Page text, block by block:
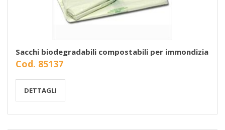
Sacchi biodegradabili compostabili per immondizia
Cod. 85137
DETTAGLI